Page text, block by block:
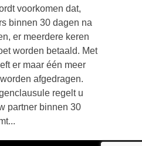
voorkomen dat,
binnen 30 dagen na
er meerdere keren
worden betaald. Met
er maar één meer
afgedragen.
regelt u
partner binnen 30